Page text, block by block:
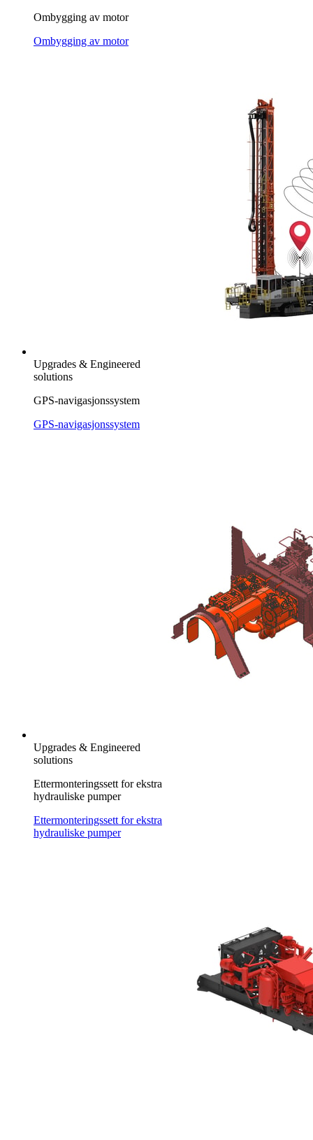
Ombygging av motor
Ombygging av motor
Upgrades & Engineered
solutions
GPS-navigasjonssystem
GPS-navigasjonssystem
Upgrades & Engineered
solutions
Ettermonteringssett for ekstra
hydrauliske pumper
Ettermonteringssett for ekstra
hydrauliske pumper